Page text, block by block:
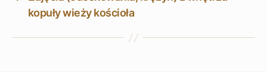
kopuły wieży kościoła